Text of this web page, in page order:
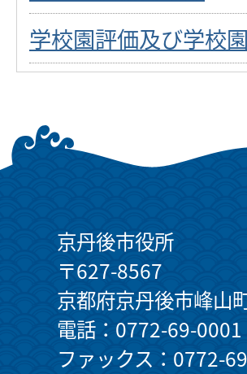
学校園評価及び学校
京丹後市役所
〒627-8567
京都府京丹後市峰山
電話：0772-69-0001
ファックス：0772-